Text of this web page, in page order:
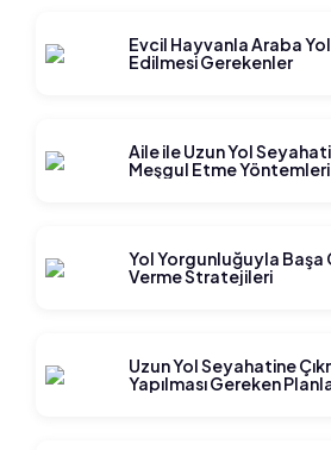
Evcil Hayvanla Araba
Edilmesi Gerekenler
Aile ile Uzun Yol
Meşgul Etme Yöntemleri
Yol Yorgunluğuyla Başa
Verme Stratejileri
Uzun Yol Seyahatine
Yapılması Gereken